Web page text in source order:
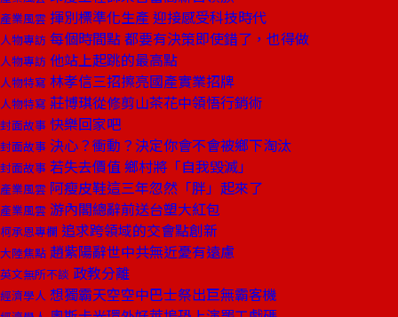
產業風雲 揮別標準化生產 迎接感受科技時代
人物專訪 每個時間點 都要有決策即使錯了，也得做
人物專訪 他站上起跳的最高點
人物特寫 林孝信三招擦亮國產實業招牌
人物特寫 莊博琪從修剪山茶花中領悟行銷術
封面故事 快樂回家吧
封面故事 決心？衝動？決定你會不會被鄉下淘汰
封面故事 若失去價值 鄉村將「自我毀滅」
產業風雲 阿瘦皮鞋這三年忽然「胖」起來了
產業風雲 游內閣總辭前送台塑大紅包
柯承恩專欄 追求跨領域的交會點創新
大陸焦點 趙紫陽辭世中共無近憂有遠慮
英文無所不談 政教分離
經濟學人 想獨霸天空空中巴士祭出巨無霸客機